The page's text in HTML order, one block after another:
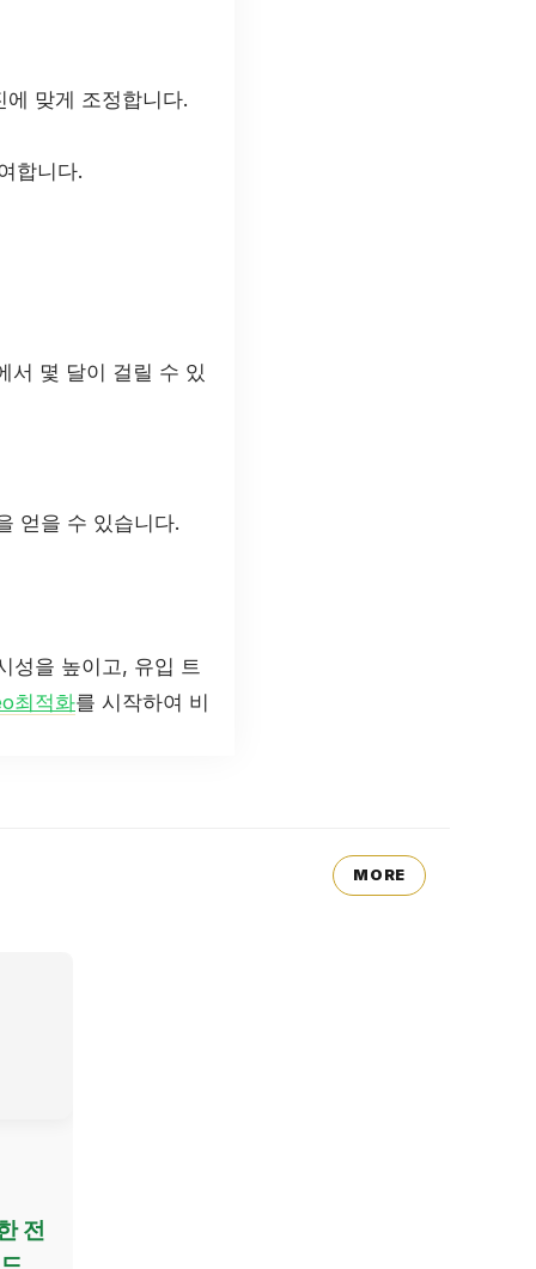
맞게 조정합니다.
합니다.
서 몇 달이 걸릴 수 있
얻을 수 있습니다.
성을 높이고, 유입 트
최적화를 시작하여 비
MORE
전